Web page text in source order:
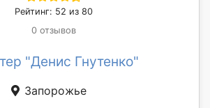
Рейтинг: 52 из 80
0 отзывов
"Денис Гнутенко"
Запорожье